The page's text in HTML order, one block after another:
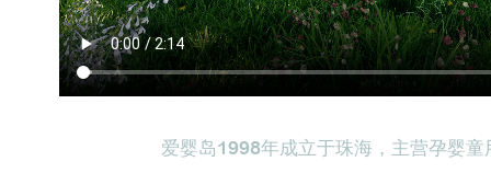
爱婴岛1998年成立于珠海，主营孕婴童